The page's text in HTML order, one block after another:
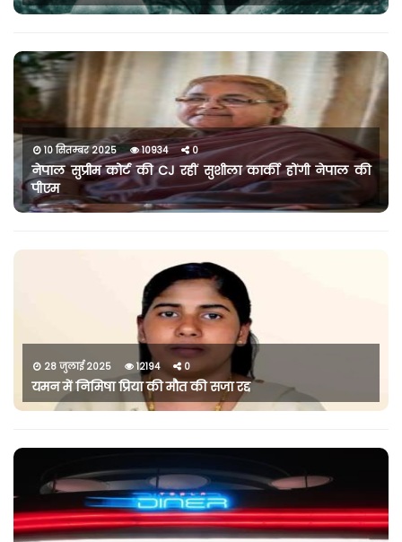
10 सितम्बर 2025 10934 0
नेपाल सुप्रीम कोर्ट की CJ रहीं सुशीला कार्की होंगी नेपाल की
पीएम
28 जुलाई 2025 12194 0
यमन में निमिषा प्रिया की मौत की सजा रद्द